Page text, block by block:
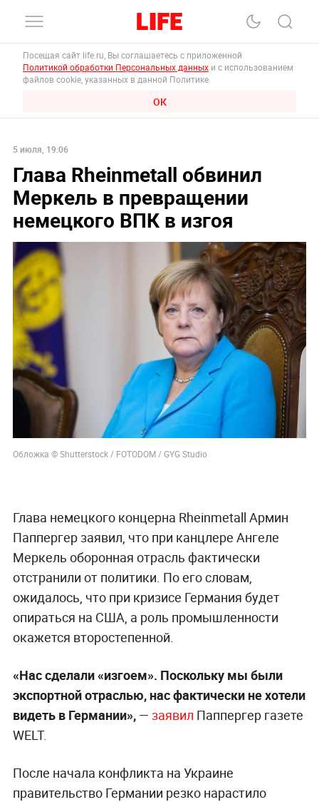
Посещая сайт life.ru, Вы соглашаетесь с приложенной
Политикой обработки Персональных данных и с использованием
файлов cookie, указанных в данной Политике.
ОК
5 июля, 19:06
Глава Rheinmetall обвинил
Меркель в превращении
немецкого ВПК в изгоя
Обложка © Shutterstock / FOTODOM / GYG Studio
Глава немецкого концерна Rheinmetall Армин
Паппергер заявил, что при канцлере Ангеле
Меркель оборонная отрасль фактически
отстранили от политики. По его словам,
ожидалось, что при кризисе Германия будет
опираться на США, а роль промышленности
окажется второстепенной.
«Нас сделали «изгоем». Поскольку мы были
экспортной отраслью, нас фактически не хотели
видеть в Германии»,— заявил Паппергер газете
WELT.
После начала конфликта на Украине
правительство Германии резко нарастило